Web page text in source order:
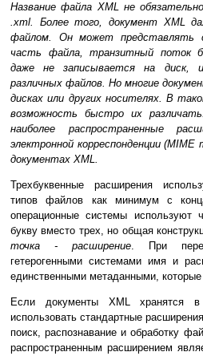
Название файла XML не
.xml. Более того, документ XML
файлом. Он может представлять
часть файла, транзитный поток
даже не записывается на диск,
различных файлов. Но многие
дисках или других носителях. В
возможность быстро их
наиболее распространенные
электронной корреспонденции
документах XML.
Трехбуквенные расширения
типов файлов как минимум с
операционные системы
букву вместо трех, но общая
точка - расширение. При
гетерогенными системами имя и
единственными метаданными,
Если документы XML хранятся
использовать стандартные
поиск, распознавание и обработку
распространенным расширением